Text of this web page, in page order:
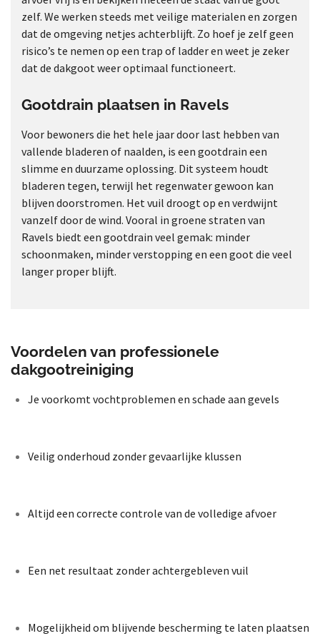
zelf. We werken steeds met veilige materialen en zorgen
dat de omgeving netjes achterblijft. Zo hoef je zelf geen
risico’s te nemen op een trap of ladder en weet je zeker
dat de dakgoot weer optimaal functioneert.
Gootdrain plaatsen in Ravels
Voor bewoners die het hele jaar door last hebben van
vallende bladeren of naalden, is een gootdrain een
slimme en duurzame oplossing. Dit systeem houdt
bladeren tegen, terwijl het regenwater gewoon kan
blijven doorstromen. Het vuil droogt op en verdwijnt
vanzelf door de wind. Vooral in groene straten van
Ravels biedt een gootdrain veel gemak: minder
schoonmaken, minder verstopping en een goot die veel
langer proper blijft.
Voordelen van professionele
dakgootreiniging
Je voorkomt vochtproblemen en schade aan gevels
Veilig onderhoud zonder gevaarlijke klussen
Altijd een correcte controle van de volledige afvoer
Een net resultaat zonder achtergebleven vuil
Mogelijkheid om blijvende bescherming te laten plaatsen